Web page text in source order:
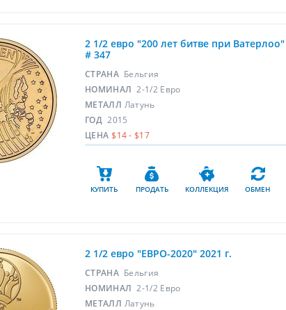
2 1/2 евро "200 лет битве при Ватерлоо"
# 347
СТРАНА Бельгия
НОМИНАЛ 2-1/2 Евро
МЕТАЛЛ Латунь
ГОД 2015
ЦЕНА $14 - $17
КУПИТЬ ПРОДАТЬ КОЛЛЕКЦИЯ ОБМЕН
2 1/2 евро "ЕВРО-2020" 2021 г.
СТРАНА Бельгия
НОМИНАЛ 2-1/2 Евро
МЕТАЛЛ Латунь